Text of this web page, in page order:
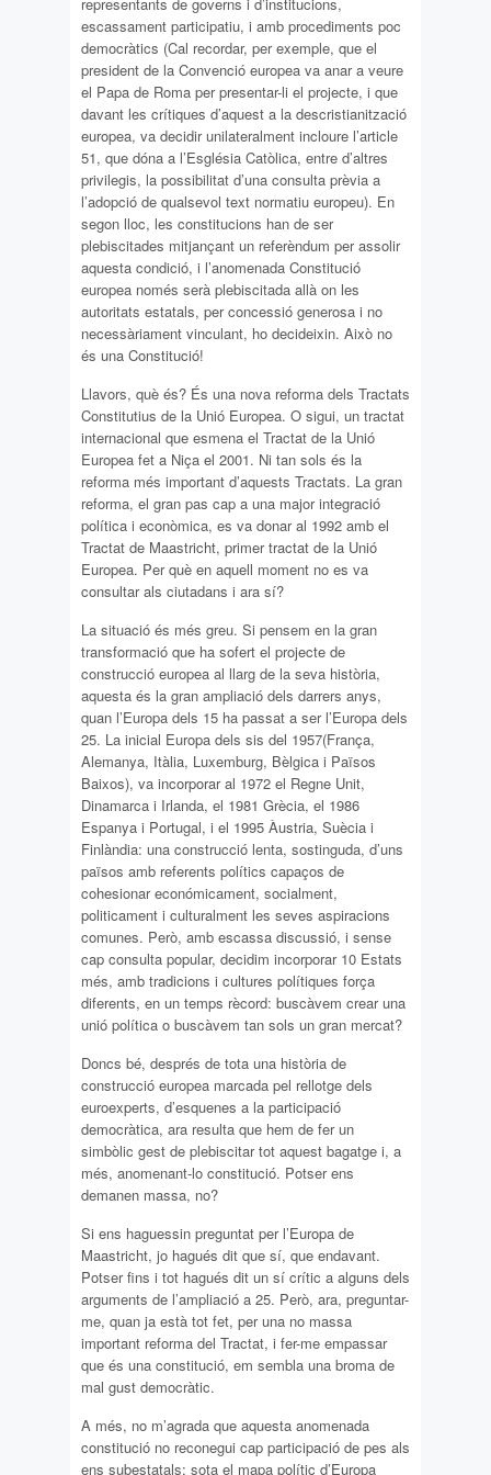
escassament participatiu, i amb procediments poc
democràtics (Cal recordar, per exemple, que el
president de la Convenció europea va anar a veure
el Papa de Roma per presentar-li el projecte, i que
davant les crítiques d’aquest a la descristianització
europea, va decidir unilateralment incloure l’article
51, que dóna a l’Església Catòlica, entre d’altres
privilegis, la possibilitat d’una consulta prèvia a
l’adopció de qualsevol text normatiu europeu). En
segon lloc, les constitucions han de ser
plebiscitades mitjançant un referèndum per assolir
aquesta condició, i l’anomenada Constitució
europea només serà plebiscitada allà on les
autoritats estatals, per concessió generosa i no
necessàriament vinculant, ho decideixin. Això no
és una Constitució!
Llavors, què és? És una nova reforma dels Tractats
Constitutius de la Unió Europea. O sigui, un tractat
internacional que esmena el Tractat de la Unió
Europea fet a Niça el 2001. Ni tan sols és la
reforma més important d’aquests Tractats. La gran
reforma, el gran pas cap a una major integració
política i econòmica, es va donar al 1992 amb el
Tractat de Maastricht, primer tractat de la Unió
Europea. Per què en aquell moment no es va
consultar als ciutadans i ara sí?
La situació és més greu. Si pensem en la gran
transformació que ha sofert el projecte de
construcció europea al llarg de la seva història,
aquesta és la gran ampliació dels darrers anys,
quan l’Europa dels 15 ha passat a ser l’Europa dels
25. La inicial Europa dels sis del 1957(França,
Alemanya, Itàlia, Luxemburg, Bèlgica i Països
Baixos), va incorporar al 1972 el Regne Unit,
Dinamarca i Irlanda, el 1981 Grècia, el 1986
Espanya i Portugal, i el 1995 Àustria, Suècia i
Finlàndia: una construcció lenta, sostinguda, d’uns
països amb referents polítics capaços de
cohesionar económicament, socialment,
politicament i culturalment les seves aspiracions
comunes. Però, amb escassa discussió, i sense
cap consulta popular, decidim incorporar 10 Estats
més, amb tradicions i cultures polítiques força
diferents, en un temps rècord: buscàvem crear una
unió política o buscàvem tan sols un gran mercat?
Doncs bé, després de tota una història de
construcció europea marcada pel rellotge dels
euroexperts, d’esquenes a la participació
democràtica, ara resulta que hem de fer un
simbòlic gest de plebiscitar tot aquest bagatge i, a
més, anomenant-lo constitució. Potser ens
demanen massa, no?
Si ens haguessin preguntat per l’Europa de
Maastricht, jo hagués dit que sí, que endavant.
Potser fins i tot hagués dit un sí crític a alguns dels
arguments de l’ampliació a 25. Però, ara, preguntar-
me, quan ja està tot fet, per una no massa
important reforma del Tractat, i fer-me empassar
que és una constitució, em sembla una broma de
mal gust democràtic.
A més, no m’agrada que aquesta anomenada
constitució no reconegui cap participació de pes als
ens subestatals: sota el mapa polític d’Europa